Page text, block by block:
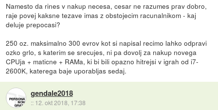
Namesto da rines v nakup necesa, cesar ne razumes prav dobro,
raje povej kaksne tezave imas z obstojecim racunalnikom - kaj
deluje prepocasi?
250 oz. maksimalno 300 evrov kot si napisal recimo lahko odpravi
ozko grlo, s katerim se srecujes, ni pa dovolj za nakup novega
CPUja + maticne + RAMa, ki bi bili opazno hitrejsi v igrah od i7-
2600K, katerega baje uporabljas sedaj.
gendale2018
:: 12. okt 2018, 17:38